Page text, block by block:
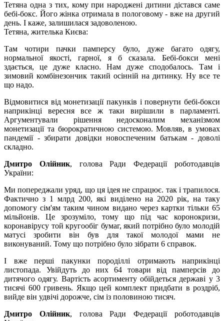
Тетяна одна з тих, кому при народжені дитини дістався саме
бебі-бокс. Його жінка отримала в пологовому - вже на другий
день. І каже, залишилася задоволеною.
Тетяна, жителька Києва:
Там чотири пачки памперсу було, дуже багато одягу,
нормальної якості, гарної, я б сказала. Бебі-бокси мені
здається, це дуже класно. Нам дуже сподобалось. Там і
зимовий комбінезончик такий осінній на дитинку. Ну все те
що надо.
Відмовитися від монетизації пакунків і повернути бебі-бокси
наприкінці вересня все ж таки вирішили в парламенті.
Аргументували рішення недосконалим механізмом
монетизації та бюрократичною системою. Мовляв, в умовах
пандемії - збирати довідки новоспеченим батькам - доволі
складно.
Дмитро Олійник, голова Ради Федерації роботодавців
України:
Ми попереджали уряд, що ця ідея не спрацює. так і трапилося.
Фактично з 1 млрд 200, які виділено на 2020 рік, на таку
допомогу сім'ям таким чином видано через картки тільки 65
мільйонів. Це зрозуміло, тому що під час коронокризи,
коронавірусу той кругообіг бумаг, який потрібно було молодій
матусі зробити він був для такої молодої мами не
виконуваний. Тому що потрібно було зібрати 6 справок.
І вже перші пакунки породіллі отримають наприкінці
листопада. Увійдуть до них 64 товари від памперсів до
дитячого одягу. Вартість асортименту обійдеться державі у 3
тисячі 600 гривень. Якщо цей комплект придбати в роздріб,
вийде він удвічі дорожче, сім із половиною тисяч.
Дмитро Олійник, голова Ради Федерації роботодавців